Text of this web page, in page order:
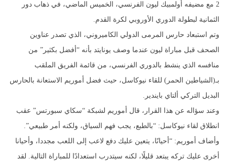
2 مع مضيفه أولمبيك ليون الفرنسي، الخميس الماضي، في ذهاب دور
الثمانية لبطولة الدوري الأوروبي لكرة القدم.
وتم استبعاد حارس المرمى الدولي الكاميروني، الذي تصدر عناوين
الصحف قبل مباراة ليون عندما وصف يونايتد بأنه “أفضل بكثير” من
منافسه الذي ينشط بالدوري الفرنسي، من قائمة الفريق الملقب
بـ(الشياطين الحمر) للقاء نيوكاسل، حيث فضل أموريم الاستعانة بالحارس
البديل التركي ألتاي بايندير.
وعند سؤاله عن هذا القرار، قال أموريم لشبكة “سكاي سبورتس” عقب
انطلاق لقاء نيوكاسل: “بالطبع، يجب فهم السياق، ولكنه أمر طبيعي”.
وأضاف أموريم: “أحيانًا، يتعين عليك دفع لاعب إلى اللعب مجددا، وأحيانا
أخرى عليك تركه يبتعد قليلًا، لكنه سيتدرب استعدادًا للمباراة التالية. لقد